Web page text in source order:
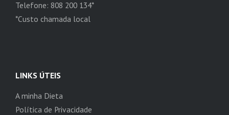
Telefone: 808 200 134*
*Custo chamada local
LINKS ÚTEIS
A minha Dieta
Política de Privacidade